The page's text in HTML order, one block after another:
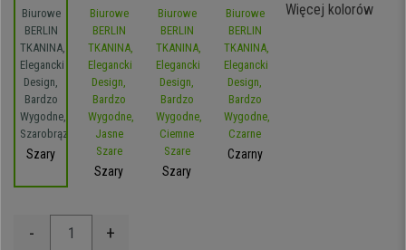
Szary
Szary
Szary
Czarny
Więcej kolorów
- +